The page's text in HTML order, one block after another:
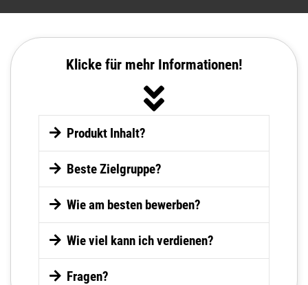
Klicke für mehr Informationen!
Produkt Inhalt?
Beste Zielgruppe?
Wie am besten bewerben?
Wie viel kann ich verdienen?
Fragen?